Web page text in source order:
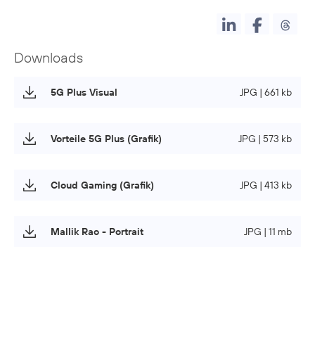
Downloads
5G Plus Visual JPG | 661 kb
Vorteile 5G Plus (Grafik) JPG | 573 kb
Cloud Gaming (Grafik) JPG | 413 kb
Mallik Rao - Portrait JPG | 11 mb